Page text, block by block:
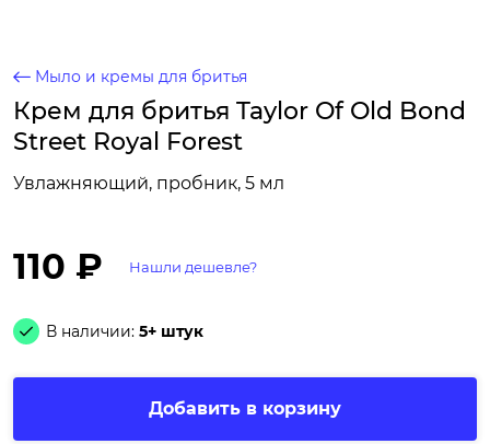
Мыло и кремы для бритья
Крем для бритья Taylor Of Old Bond
Street Royal Forest
Увлажняющий, пробник, 5 мл
110 ₽ Нашли дешевле?
В наличии: 5+ штук
Добавить в корзину